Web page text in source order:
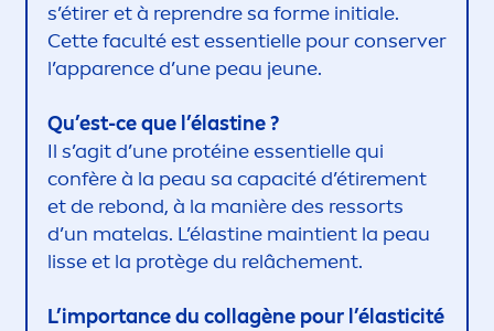
s’étirer et à reprendre sa forme initiale.
Cette faculté est essentielle pour conserver
l’apparence d’une peau jeune.
Qu’est-ce que l’élastine ?
Il s’agit d’une protéine essentielle qui
confère à la peau sa capacité d’étirement
et de rebond, à la manière des ressorts
d’un matelas. L’élastine maintient la peau
lisse et la protège du relâchement.
L’importance du collagène pour l’élasticité